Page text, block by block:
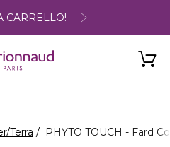
CARRELLO!
Terra PHYTO TOUCH - Fard